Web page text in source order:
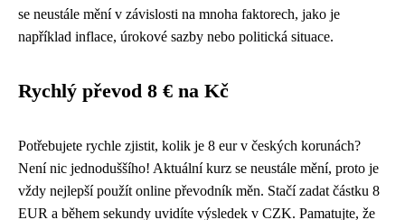
se neustále mění v závislosti na mnoha faktorech, jako je
například inflace, úrokové sazby nebo politická situace.
Rychlý převod 8 € na Kč
Potřebujete rychle zjistit, kolik je 8 eur v českých korunách?
Není nic jednoduššího! Aktuální kurz se neustále mění, proto je
vždy nejlepší použít online převodník měn. Stačí zadat částku 8
EUR a během sekundy uvidíte výsledek v CZK. Pamatujte, že